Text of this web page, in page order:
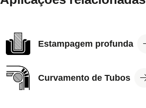
View
ApplicationEstampagem profunda
View
ApplicationCurvamento de Tubos